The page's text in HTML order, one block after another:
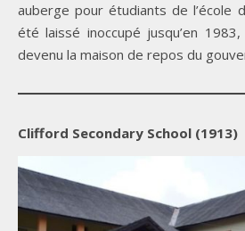
auberge pour étudiants de l’école
été laissé inoccupé jusqu’en
devenu la maison de repos du
Clifford Secondary School (1913)